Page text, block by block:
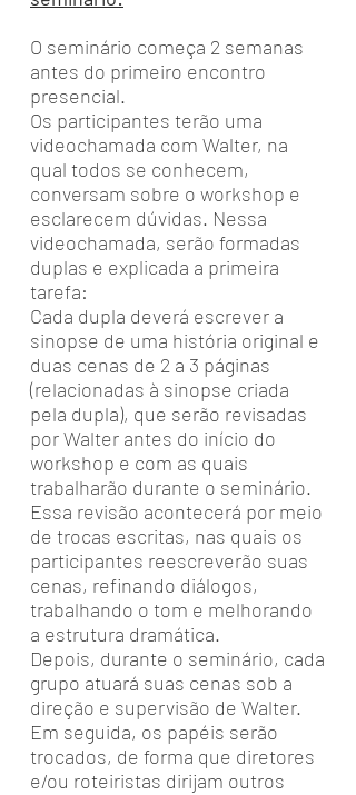
O seminário começa 2 semanas
antes do primeiro encontro
presencial.
Os participantes terão uma
videochamada com Walter, na
qual todos se conhecem,
conversam sobre o workshop e
esclarecem dúvidas. Nessa
videochamada, serão formadas
duplas e explicada a primeira
tarefa:
Cada dupla deverá escrever a
sinopse de uma história original e
duas cenas de 2 a 3 páginas
(relacionadas à sinopse criada
pela dupla), que serão revisadas
por Walter antes do início do
workshop e com as quais
trabalharão durante o seminário.
Essa revisão acontecerá por meio
de trocas escritas, nas quais os
participantes reescreverão suas
cenas, refinando diálogos,
trabalhando o tom e melhorando
a estrutura dramática.
Depois, durante o seminário, cada
grupo atuará suas cenas sob a
direção e supervisão de Walter.
Em seguida, os papéis serão
trocados, de forma que diretores
e/ou roteiristas dirijam outros